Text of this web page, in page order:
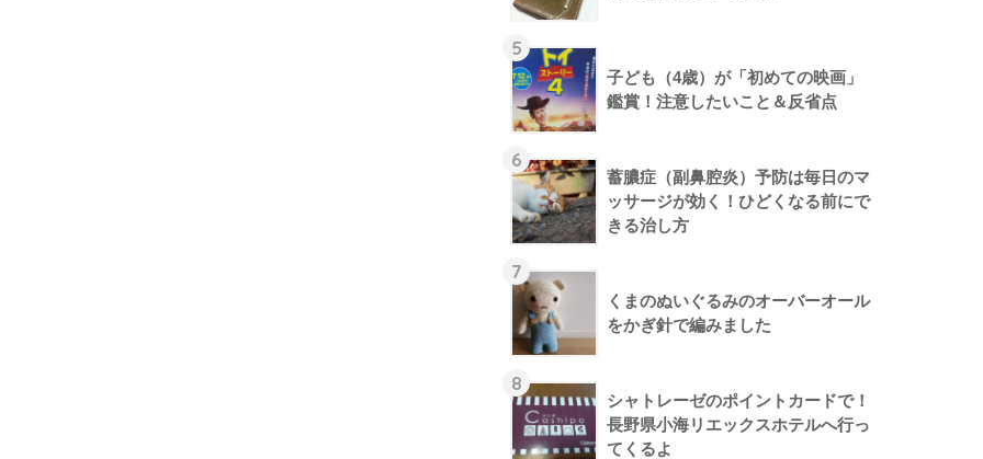
5
子ども（4歳）が「初めての映画」
鑑賞！注意したいこと＆反省点
6
蓄膿症（副鼻腔炎）予防は毎日のマ
ッサージが効く！ひどくなる前にで
きる治し方
7
くまのぬいぐるみのオーバーオール
をかぎ針で編みました
8
シャトレーゼのポイントカードで！
長野県小海リエックスホテルへ行っ
てくるよ